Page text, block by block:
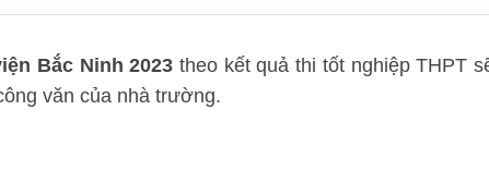
Bắc Ninh 2023 theo kết quả thi tốt nghiệp THPT
văn của nhà trường.